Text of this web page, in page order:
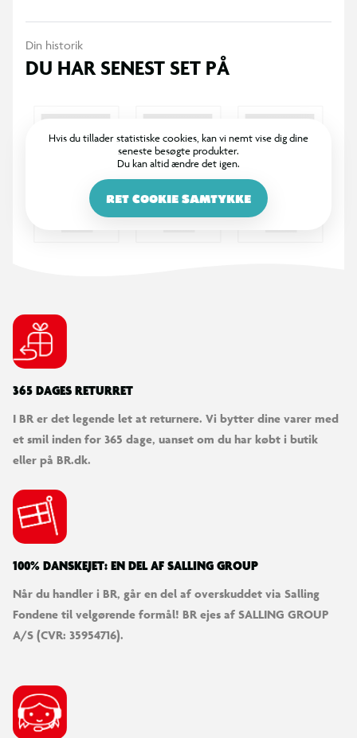
Din historik
DU HAR SENEST SET PÅ
Hvis du tillader statistiske cookies, kan vi nemt vise dig dine
seneste besøgte produkter.
Du kan altid ændre det igen.
RET COOKIE SAMTYKKE
365 DAGES RETURRET
I BR er det legende let at returnere. Vi bytter dine varer med
et smil inden for 365 dage, uanset om du har købt i butik
eller på BR.dk.
100% DANSKEJET: EN DEL AF SALLING GROUP
Når du handler i BR, går en del af overskuddet via Salling
Fondene til velgørende formål! BR ejes af SALLING GROUP
A/S (CVR: 35954716).